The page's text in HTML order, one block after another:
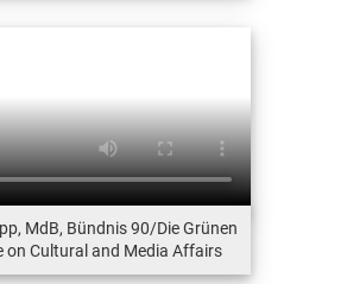
MdB, Bündnis 90/Die Grünen
on Cultural and Media Affairs